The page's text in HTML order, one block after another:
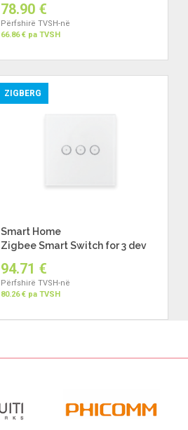
78.90 €
Përfshirë TVSH-në
66.86 € pa TVSH
ZIGBERG
Smart Home
Zigbee Smart Switch for 3 dev
94.71 €
Përfshirë TVSH-në
80.26 € pa TVSH